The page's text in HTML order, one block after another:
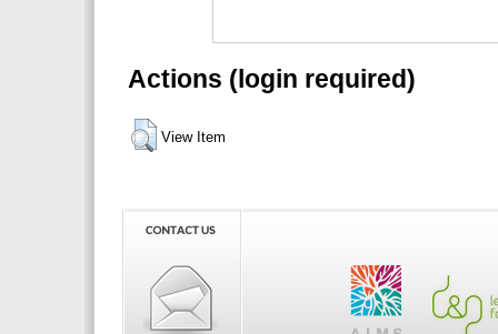
Actions (login required)
View Item